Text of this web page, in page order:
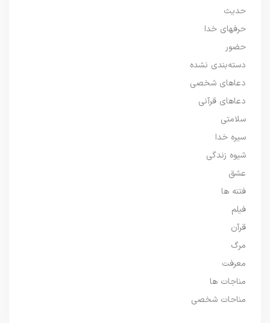
حدیث
حرفهای خدا
حضور
دسته‌بندی نشده
دعاهای شخصی
دعاهای قرآنی
سلامتی
سیره خدا
شیوه زندگی
عشق
فتنه ها
فیلم
قرآن
مرگ
معرفت
مناجات ها
مناحات شخصی